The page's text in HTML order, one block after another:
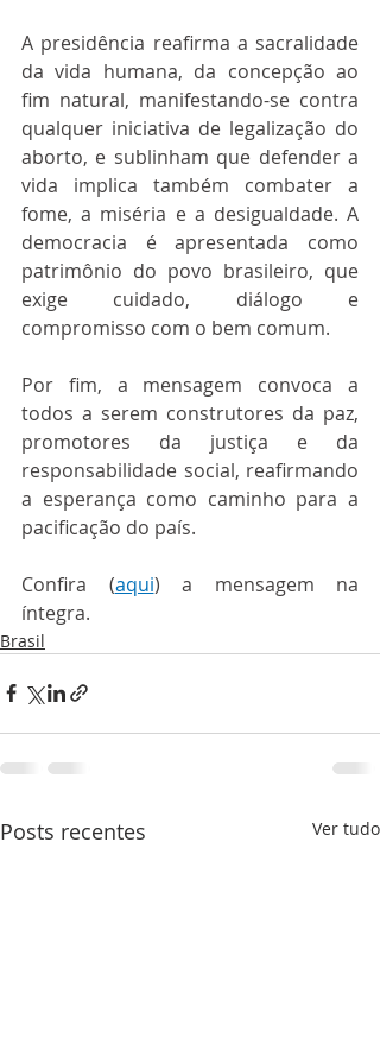
A presidência reafirma a sacralidade
da vida humana, da concepção ao
fim natural, manifestando-se contra
qualquer iniciativa de legalização do
aborto, e sublinham que defender a
vida implica também combater a
fome, a miséria e a desigualdade. A
democracia é apresentada como
patrimônio do povo brasileiro, que
exige cuidado, diálogo e
compromisso com o bem comum.
Por fim, a mensagem convoca a
todos a serem construtores da paz,
promotores da justiça e da
responsabilidade social, reafirmando
a esperança como caminho para a
pacificação do país.
Confira (aqui) a mensagem na
íntegra.
Brasil
Posts recentes Ver tudo